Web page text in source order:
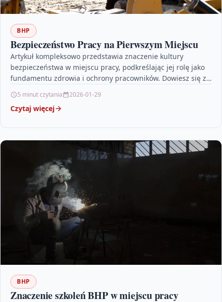
BHP
Bezpieczeństwo Pracy na Pierwszym Miejscu
Artykuł kompleksowo przedstawia znaczenie kultury
bezpieczeństwa w miejscu pracy, podkreślając jej rolę jako
fundamentu zdrowia i ochrony pracowników. Dowiesz się z
5 minut czytania 2026-01-29
Czytaj więcej
BHP
Znaczenie szkoleń BHP w miejscu pracy